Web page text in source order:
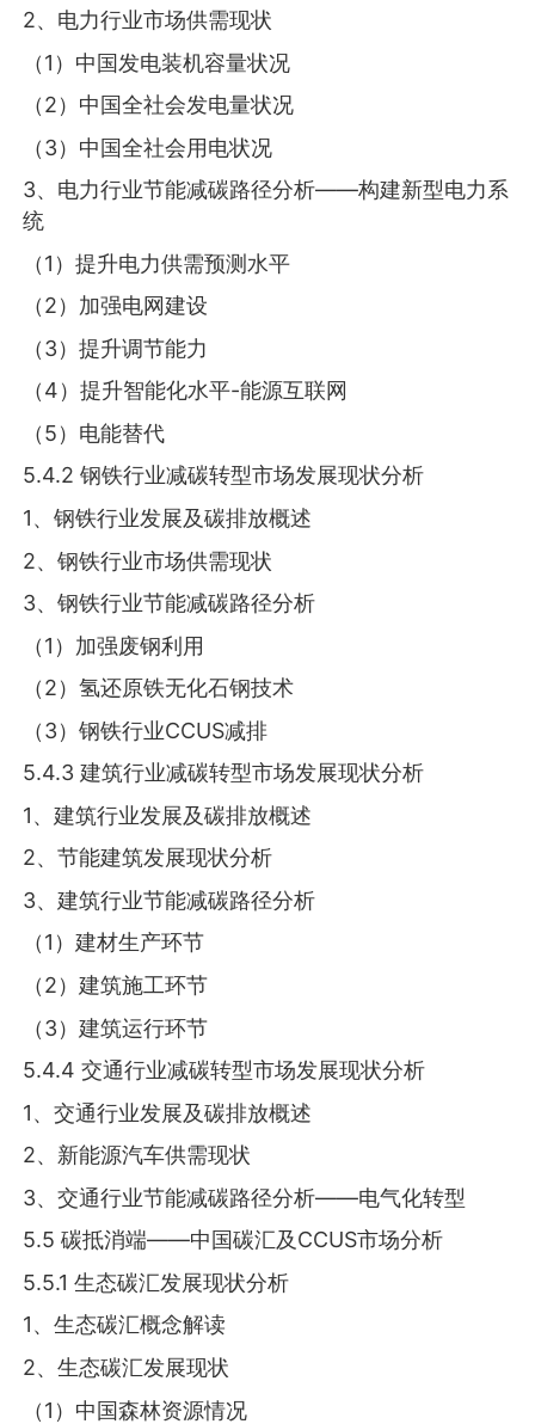
2、电力行业市场供需现状
（1）中国发电装机容量状况
（2）中国全社会发电量状况
（3）中国全社会用电状况
3、电力行业节能减碳路径分析——构建新型电力系
统
（1）提升电力供需预测水平
（2）加强电网建设
（3）提升调节能力
（4）提升智能化水平-能源互联网
（5）电能替代
5.4.2 钢铁行业减碳转型市场发展现状分析
1、钢铁行业发展及碳排放概述
2、钢铁行业市场供需现状
3、钢铁行业节能减碳路径分析
（1）加强废钢利用
（2）氢还原铁无化石钢技术
（3）钢铁行业CCUS减排
5.4.3 建筑行业减碳转型市场发展现状分析
1、建筑行业发展及碳排放概述
2、节能建筑发展现状分析
3、建筑行业节能减碳路径分析
（1）建材生产环节
（2）建筑施工环节
（3）建筑运行环节
5.4.4 交通行业减碳转型市场发展现状分析
1、交通行业发展及碳排放概述
2、新能源汽车供需现状
3、交通行业节能减碳路径分析——电气化转型
5.5 碳抵消端——中国碳汇及CCUS市场分析
5.5.1 生态碳汇发展现状分析
1、生态碳汇概念解读
2、生态碳汇发展现状
（1）中国森林资源情况